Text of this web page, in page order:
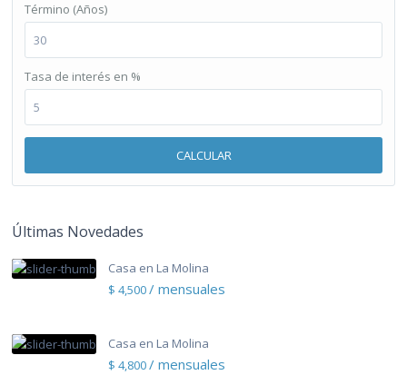
Término (Años)
Tasa de interés en %
CALCULAR
Últimas Novedades
Casa en La Molina
$ 4,500/ mensuales
Casa en La Molina
$ 4,800/ mensuales